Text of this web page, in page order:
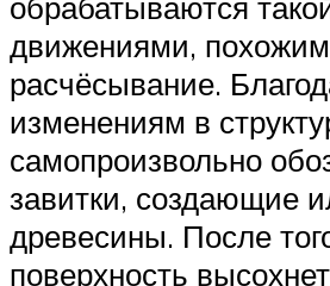
движениями,
расчёсывание.
изменениям в
самопроизвольно
завитки, создающие
древесины. После
поверхность